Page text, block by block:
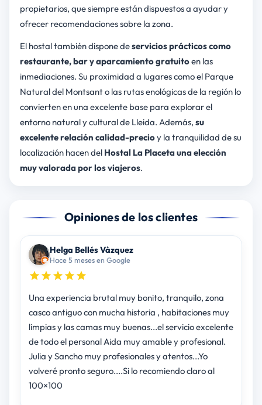
propietarios, que siempre están dispuestos a ayudar y
ofrecer recomendaciones sobre la zona.
El hostal también dispone deservicios prácticos como
restaurante, bar y aparcamiento gratuitoen las
inmediaciones. Su proximidad a lugares como el Parque
Natural del Montsant o las rutas enológicas de la región lo
convierten en una excelente base para explorar el
entorno natural y cultural de Lleida. Además, su
excelente relación calidad-precioy la tranquilidad de su
localización hacen del Hostal La Placeta una elección
muy valorada por los viajeros.
Opiniones de los clientes
Helga Bellés Vàzquez
Hace 5 meses en Google
Una experiencia brutal muy bonito, tranquilo, zona
casco antiguo con mucha historia , habitaciones muy
limpias y las camas muy buenas...el servicio excelente
de todo el personal Aida muy amable y profesional.
Julia y Sancho muy profesionales y atentos...Yo
volveré pronto seguro....Si lo recomiendo claro al
100×100